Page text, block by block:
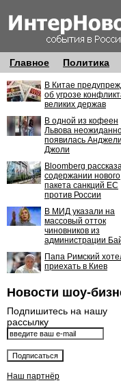
Главное Политика
В Китае
об угрозе
великих держав
В одной из кофеен
Львова
появилась
Джоли
Bloomberg
содержании нового
пакета санкций ЕС
против России
В МИД указали на
массовый отток
чиновников из
администрации
Папа Римский
приехать в Киев
Новости шоу-
Подпишитесь на нашу
рассылку
Наш партнёр